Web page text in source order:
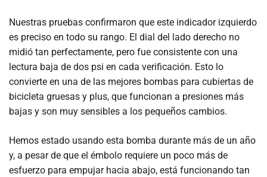
Nuestras pruebas confirmaron que este indicador izquierdo
es preciso en todo su rango. El dial del lado derecho no
midió tan perfectamente, pero fue consistente con una
lectura baja de dos psi en cada verificación. Esto lo
convierte en una de las mejores bombas para cubiertas de
bicicleta gruesas y plus, que funcionan a presiones más
bajas y son muy sensibles a los pequeños cambios.
Hemos estado usando esta bomba durante más de un año
y, a pesar de que el émbolo requiere un poco más de
esfuerzo para empujar hacia abajo, está funcionando tan